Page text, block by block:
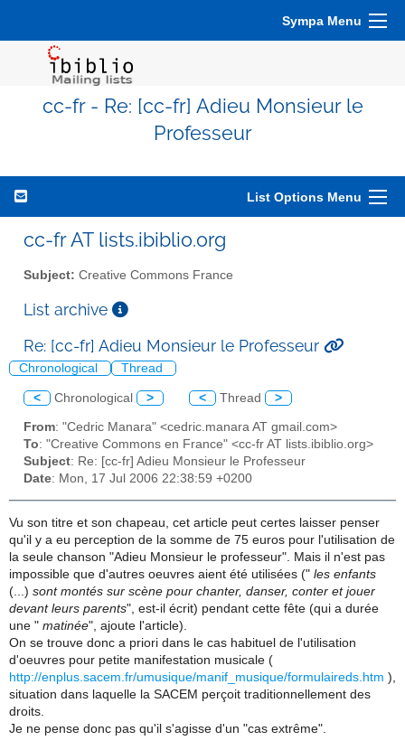
Sympa Menu
cc-fr - Re: [cc-fr] Adieu Monsieur le
Professeur
List Options Menu
cc-fr AT lists.ibiblio.org
Subject: Creative Commons France
List archive
Re: [cc-fr] Adieu Monsieur le Professeur
Chronological Thread
< Chronological > < Thread >
From: "Cedric Manara" <cedric.manara AT gmail.com>
To: "Creative Commons en France" <cc-fr AT lists.ibiblio.org>
Subject: Re: [cc-fr] Adieu Monsieur le Professeur
Date: Mon, 17 Jul 2006 22:38:59 +0200
Vu son titre et son chapeau, cet article peut certes laisser penser
qu'il y a eu perception de la somme de 75 euros pour l'utilisation de
la seule chanson "Adieu Monsieur le professeur". Mais il n'est pas
impossible que d'autres oeuvres aient été utilisées (" les enfants
(...) sont montés sur scène pour chanter, danser, conter et jouer
devant leurs parents", est-il écrit) pendant cette fête (qui a durée
une " matinée", ajoute l'article).
On se trouve donc a priori dans le cas habituel de l'utilisation
d'oeuvres pour petite manifestation musicale (
http://enplus.sacem.fr/umusique/manif_musique/formulaireds.htm ),
situation dans laquelle la SACEM perçoit traditionnellement des
droits.
Je ne pense donc pas qu'il s'agisse d'un "cas extrême".